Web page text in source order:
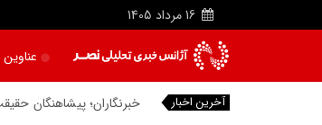
16 مرداد 1405
عناوین
آخرین اخبار خبرنگاران؛ پیشاهنگان